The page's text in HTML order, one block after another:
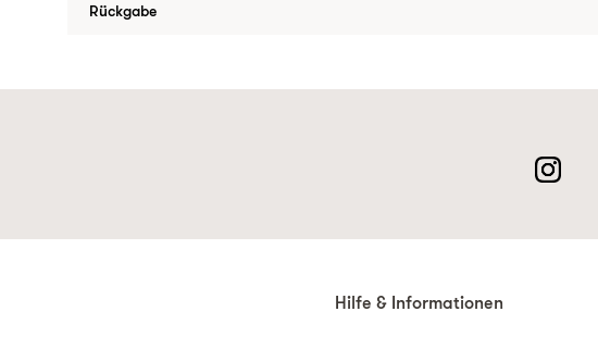
Rückgabe
Hilfe & Informationen